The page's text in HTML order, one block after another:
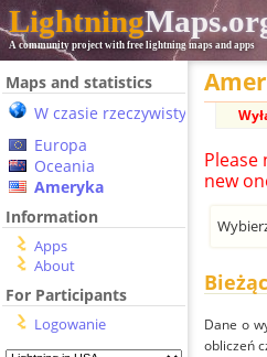
Lightning
A community project with free lightning maps and apps
Maps and statistics
W czasie rzeczywistym
Europa
Oceania
Ameryka
Information
Apps
About
For Participants
Logowanie
new
Dane o
obliczeń